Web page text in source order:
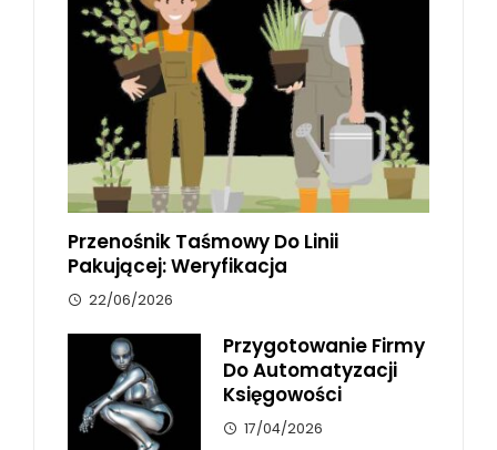
Przenośnik Taśmowy Do Linii
Pakującej: Weryfikacja
22/06/2026
Przygotowanie Firmy
Do Automatyzacji
Księgowości
17/04/2026